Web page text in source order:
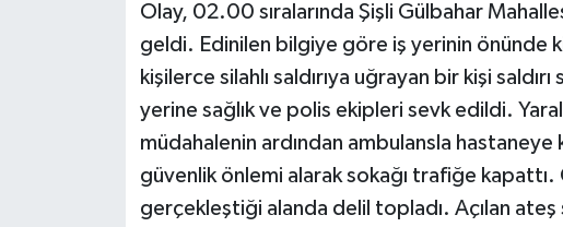
Olay, 02.00 sıralarında Şişli Gülbahar
geldi. Edinilen bilgiye göre iş yerinin önünde
kişilerce silahlı saldırıya uğrayan bir kişi
yerine sağlık ve polis ekipleri sevk edildi.
müdahalenin ardından ambulansla hastaneye
güvenlik önlemi alarak sokağı trafiğe kapattı.
gerçekleştiği alanda delil topladı. Açılan